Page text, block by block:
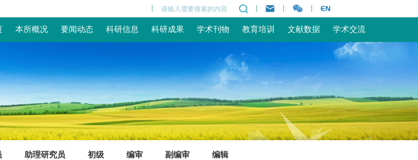
本所概况 要闻动态 科研信息 科研成果 学术刊物 教育培训 文献数据 学术交流
助理研究员 初级 编审 副编审 编辑